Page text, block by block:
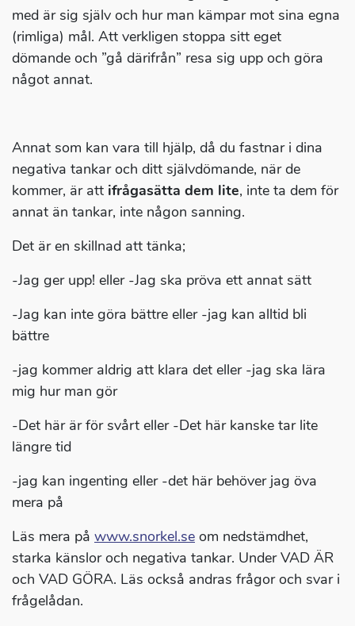
med är sig själv och hur man kämpar mot sina egna
(rimliga) mål. Att verkligen stoppa sitt eget
dömande och ”gå därifrån” resa sig upp och göra
något annat.
Annat som kan vara till hjälp, då du fastnar i dina
negativa tankar och ditt självdömande, när de
kommer, är att ifrågasätta dem lite, inte ta dem för
annat än tankar, inte någon sanning.
Det är en skillnad att tänka;
-Jag ger upp! eller -Jag ska pröva ett annat sätt
-Jag kan inte göra bättre eller -jag kan alltid bli
bättre
-jag kommer aldrig att klara det eller -jag ska lära
mig hur man gör
-Det här är för svårt eller -Det här kanske tar lite
längre tid
-jag kan ingenting eller -det här behöver jag öva
mera på
Läs mera på www.snorkel.se om nedstämdhet,
starka känslor och negativa tankar. Under VAD ÄR
och VAD GÖRA. Läs också andras frågor och svar i
frågelådan.